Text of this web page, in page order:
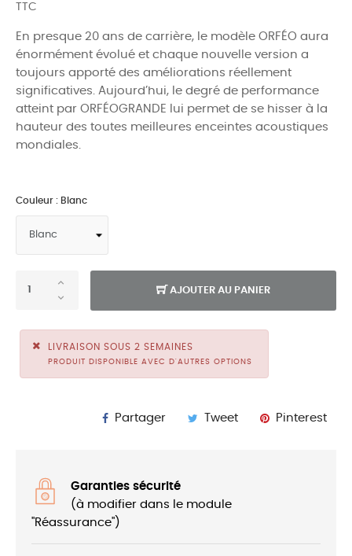
TTC
En presque 20 ans de carrière, le modèle ORFÉO aura
énormément évolué et chaque nouvelle version a
toujours apporté des améliorations réellement
significatives. Aujourd’hui, le degré de performance
atteint par ORFÉOGRANDE lui permet de se hisser à la
hauteur des toutes meilleures enceintes acoustiques
mondiales.
Couleur : Blanc
AJOUTER AU PANIER
LIVRAISON SOUS 2 SEMAINES
PRODUIT DISPONIBLE AVEC D'AUTRES OPTIONS
Partager Tweet Pinterest
Garanties sécurité
(à modifier dans le module
"Réassurance")